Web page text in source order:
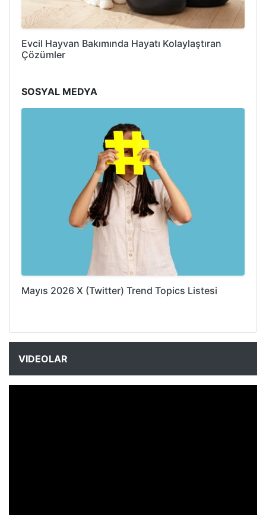
Evcil Hayvan Bakımında Hayatı Kolaylaştıran
Çözümler
SOSYAL MEDYA
Mayıs 2026 X (Twitter) Trend Topics Listesi
VIDEOLAR